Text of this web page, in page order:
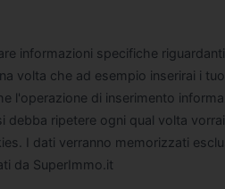
informazioni specifiche
volta che ad esempio inserirai i
l'operazione di inserimento
ripetere ogni qual volta
I dati verranno memorizzati
da SuperImmo.it